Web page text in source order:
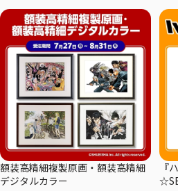
額装高精細複製原画・額装高精細
デジタルカラー
『